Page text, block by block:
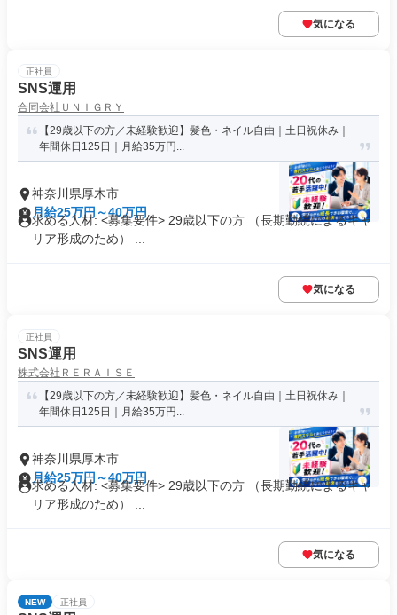
気になる
正社員
SNS運用
合同会社ＵＮＩＧＲＹ
【29歳以下の方／未経験歓迎】髪色・ネイル自由｜土日祝休み｜
年間休日125日｜月給35万円...
神奈川県厚木市
月給25万円～40万円
求める人材: <募集要件> 29歳以下の方 （長期勤続によるキャ
リア形成のため） ...
気になる
正社員
SNS運用
株式会社ＲＥＲＡＩＳＥ
【29歳以下の方／未経験歓迎】髪色・ネイル自由｜土日祝休み｜
年間休日125日｜月給35万円...
神奈川県厚木市
月給25万円～40万円
求める人材: <募集要件> 29歳以下の方 （長期勤続によるキャ
リア形成のため） ...
気になる
NEW 正社員